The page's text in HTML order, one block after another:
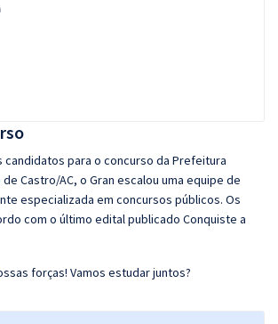
candidatos para o concurso da Prefeitura
Castro/AC, o Gran escalou uma equipe de
especializada em concursos públicos. Os
com o último edital publicado Conquiste a
forças! Vamos estudar juntos?